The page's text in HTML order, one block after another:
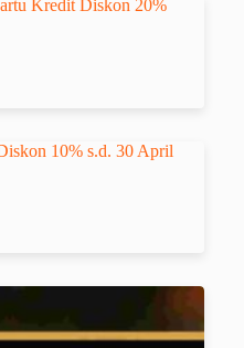
Kredit Diskon 20%
10% s.d. 30 April